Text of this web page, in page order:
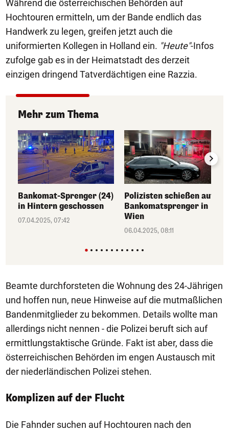
Während die österreichischen Behörden auf
Hochtouren ermitteln, um der Bande endlich das
Handwerk zu legen, greifen jetzt auch die
uniformierten Kollegen in Holland ein. "Heute"-Infos
zufolge gab es in der Heimatstadt des derzeit
einzigen dringend Tatverdächtigen eine Razzia.
Mehr zum Thema
Bankomat-Sprenger (24)
in Hintern geschossen
07.04.2025, 07:42
Polizisten schießen auf
Bankomatsprenger in
Wien
06.04.2025, 08:11
Beamte durchforsteten die Wohnung des 24-Jährigen
und hoffen nun, neue Hinweise auf die mutmaßlichen
Bandenmitglieder zu bekommen. Details wollte man
allerdings nicht nennen - die Polizei beruft sich auf
ermittlungstaktische Gründe. Fakt ist aber, dass die
österreichischen Behörden im engen Austausch mit
der niederländischen Polizei stehen.
Komplizen auf der Flucht
Die Fahnder suchen auf Hochtouren nach den